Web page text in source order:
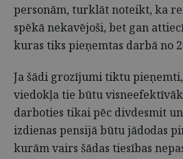
personām, turklāt noteikt, ka
spēkā nekavējoši, bet gan
kuras tiks pieņemtas darbā no
Ja šādi grozījumi tiktu
viedokļa tie būtu
darboties tikai pēc divdesmit
izdienas pensijā būtu jādodas
kurām vairs šādas tiesības